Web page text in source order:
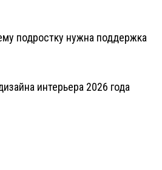
подростку нужна поддержка
интерьера 2026 года